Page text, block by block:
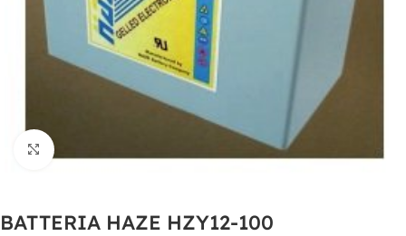
Clicca per ingrandire
BATTERIA HAZE HZY12-100